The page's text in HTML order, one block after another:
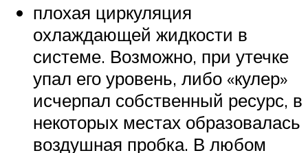
плохая циркуляция
охлаждающей жидкости в
системе. Возможно, при утечке
упал его уровень, либо «кулер»
исчерпал собственный ресурс, в
некоторых местах образовалась
воздушная пробка. В любом